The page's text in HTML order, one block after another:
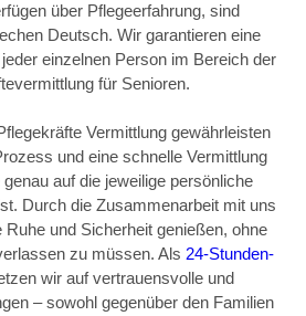
über Pflegeerfahrung, sind
Deutsch. Wir garantieren eine
einzelnen Person im Bereich der
für Senioren.
Vermittlung gewährleisten
und eine schnelle Vermittlung
auf die jeweilige persönliche
Durch die Zusammenarbeit mit uns
Ruhe und Sicherheit genießen, ohne
zu müssen. Als 24-Stunden-
wir auf vertrauensvolle und
– sowohl gegenüber den Familien